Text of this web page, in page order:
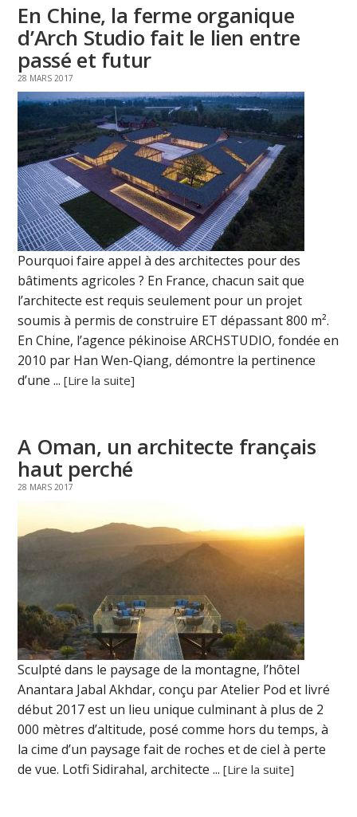
En Chine, la ferme organique
d’Arch Studio fait le lien entre
passé et futur
28 MARS 2017
Pourquoi faire appel à des architectes pour des
bâtiments agricoles ? En France, chacun sait que
l’architecte est requis seulement pour un projet
soumis à permis de construire ET dépassant 800 m².
En Chine, l’agence pékinoise ARCHSTUDIO, fondée en
2010 par Han Wen-Qiang, démontre la pertinence
d’une ...[Lire la suite]
A Oman, un architecte français
haut perché
28 MARS 2017
Sculpté dans le paysage de la montagne, l’hôtel
Anantara Jabal Akhdar, conçu par Atelier Pod et livré
début 2017 est un lieu unique culminant à plus de 2
000 mètres d’altitude, posé comme hors du temps, à
la cime d’un paysage fait de roches et de ciel à perte
de vue. Lotfi Sidirahal, architecte ...[Lire la suite]